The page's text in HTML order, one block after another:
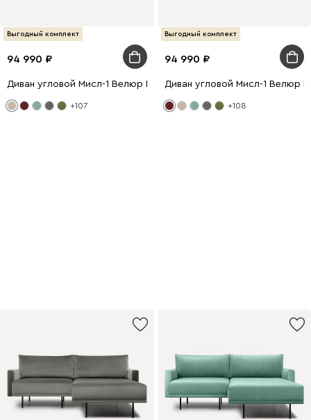
Выгодный комплект
94 990
Диван угловой Мисл-1 Велюр Бежевый
+107
Выгодный комплект
94 990
Диван угловой Мисл-1 Велюр
+108